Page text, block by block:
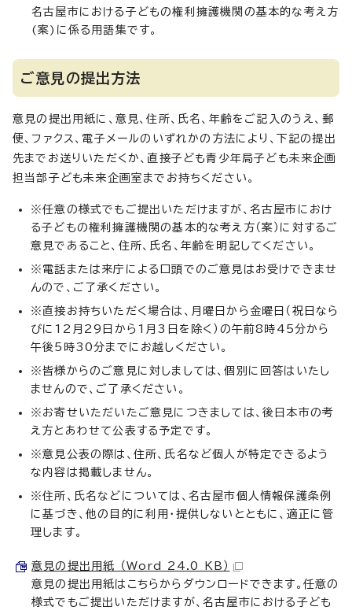
名古屋市における子どもの権利擁護機関の基本的な考え方
(案)に係る用語集です。
ご意見の提出方法
意見の提出用紙に、意見、住所、氏名、年齢をご記入のうえ、郵
便、ファクス、電子メールのいずれかの方法により、下記の提出
先までお送りいただくか、直接子ども青少年局子ども未来企画
担当部子ども未来企画室までお持ちください。
※任意の様式でもご提出いただけますが、名古屋市におけ
る子どもの権利擁護機関の基本的な考え方（案）に対するご
意見であること、住所、氏名、年齢を明記してください。
※電話または来庁による口頭でのご意見はお受けできませ
んので、ご了承ください。
※直接お持ちいただく場合は、月曜日から金曜日（祝日なら
びに12月29日から1月3日を除く）の午前8時45分から
午後5時30分までにお越しください。
※皆様からのご意見に対しましては、個別に回答はいたし
ませんので、ご了承ください。
※お寄せいただいたご意見につきましては、後日本市の考
え方とあわせて公表する予定です。
※意見公表の際は、住所、氏名など個人が特定できるよう
な内容は掲載しません。
※住所、氏名などについては、名古屋市個人情報保護条例
に基づき、他の目的に利用・提供しないとともに、適正に管
理します。
意見の提出用紙 （Word 24.0 KB）
意見の提出用紙はこちらからダウンロードできます。任意の
様式でもご提出いただけますが、名古屋市における子ども